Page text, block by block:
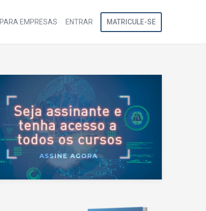
PARA EMPRESAS ENTRAR MATRICULE-SE